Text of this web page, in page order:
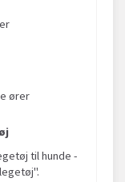
ører
til hunde -